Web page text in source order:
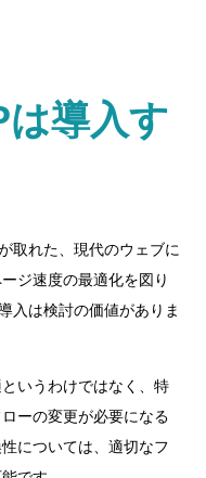
導入す
取れた、現代のウェブに
ジ速度の最適化を図り
入は検討の価値がありま
いうわけではなく、特
ーの変更が必要になる
については、適切なフ